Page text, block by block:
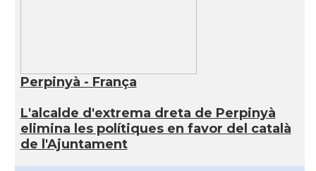
Perpinyà - França
L'alcalde d'extrema dreta de Perpinyà
elimina les polítiques en favor del català
de l'Ajuntament